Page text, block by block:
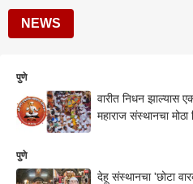
NEWS
पुणे
वारीत निधन झाल्यास
महाराज संस्थानचा मोठा
पुणे
देहू संस्थानचा 'छोटा